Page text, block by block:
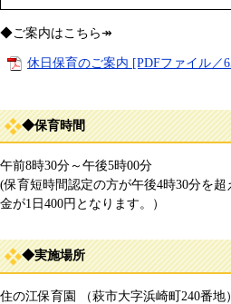
◆ご案内はこちら↠
休日保育のご案内 [PDFファイル／
◆保育時間
午前8時30分～午後5時00分
(保育短時間認定の方が午後4時30分を
金が1日400円となります。）
◆実施場所
住の江保育園 （萩市大字浜崎町240番地）